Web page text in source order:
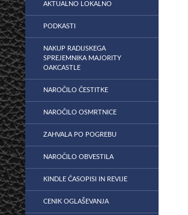
AKTUALNO LOKALNO
PODKASTI
NAKUP RADIJSKEGA
SPREJEMNIKA MAJORITY
OAKCASTLE
NAROČILO ČESTITKE
NAROČILO OSMRTNICE
ZAHVALA PO POGREBU
NAROČILO OBVESTILA
KINDLE ČASOPISI IN REVIJE
CENIK OGLAŠEVANJA